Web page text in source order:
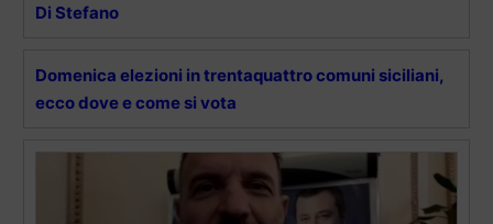
Di Stefano
Domenica elezioni in trentaquattro comuni siciliani,
ecco dove e come si vota